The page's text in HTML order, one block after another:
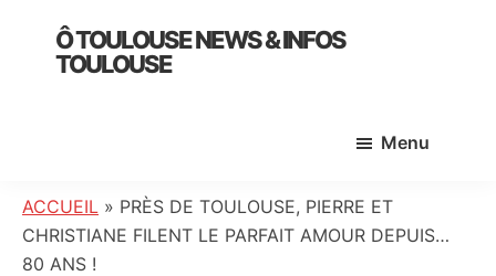
primary
Ô TOULOUSE NEWS & INFOS
TOULOUSE
:
info
locale,
Menu
ACCUEIL » PRÈS DE TOULOUSE, PIERRE ET
CHRISTIANE FILENT LE PARFAIT AMOUR DEPUIS…
80 ANS !